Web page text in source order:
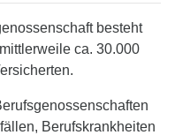
besteht
ca. 30.000
Berufskrankheiten